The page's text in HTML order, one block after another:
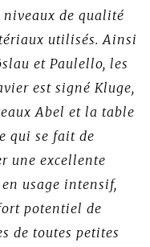
de qualité
utilisés. Ainsi
et Paulello, les
est signé Kluge,
Abel et la table
qui se fait de
une excellente
usage intensif,
potentiel de
de toutes petites